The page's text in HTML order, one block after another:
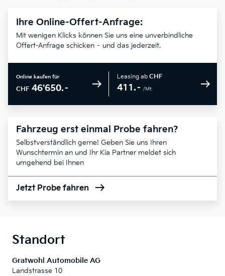
Ihre Online-Offert-Anfrage:
Mit wenigen Klicks können Sie uns eine unverbindliche
Offert-Anfrage schicken – und das jederzeit.
Online kaufen für
CHF 46'650.–
Leasing ab CHF
411.– /Mt.
Fahrzeug erst einmal Probe fahren?
Selbstverständlich gerne! Geben Sie uns Ihren
Wunschtermin an und Ihr Kia Partner meldet sich
umgehend bei Ihnen
Jetzt Probe fahren
Standort
Gratwohl Automobile AG
Landstrasse 10